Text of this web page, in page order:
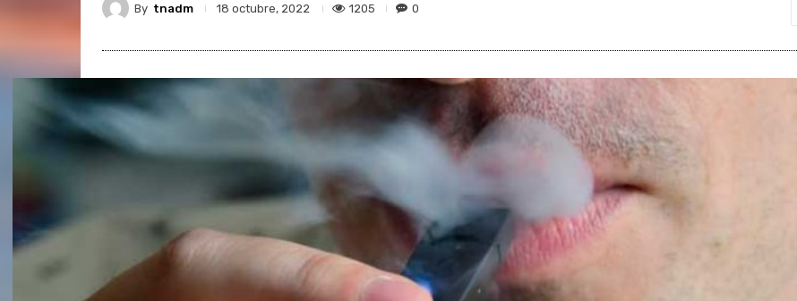
By tnadm 18 octubre, 2022 1205 0